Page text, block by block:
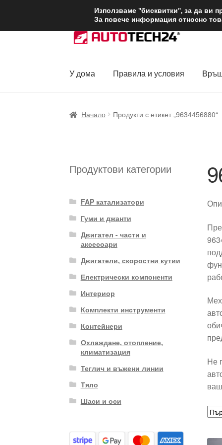
ДОСТАВКА от
Skip
to
Skip
to
У дома
Правила и условия
Начало Продукти с етикет „9634456880“
Не
Продуктови категории
FAP катализатори
Гуми и джанти
Двигател - части и
аксесоари
Двигатели, скоростни кутии
Електрически компоненти
Интериор
Комплекти инструменти
Контейнери
Охлаждане, отопление,
климатизация
Теглич и въжени линии
Тяло
Шаси и оси
Използваме "бисквитки", за да ви
За повече информация относно